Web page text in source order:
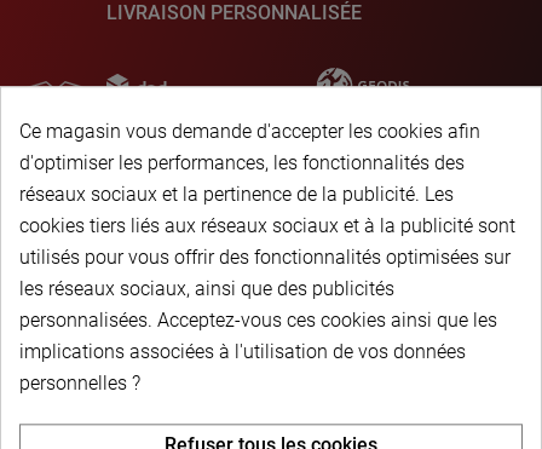
LIVRAISON PERSONNALISÉE
Newsletter
Ce magasin vous demande d'accepter les cookies afin
d'optimiser les performances, les fonctionnalités des
réseaux sociaux et la pertinence de la publicité. Les
cookies tiers liés aux réseaux sociaux et à la publicité sont
utilisés pour vous offrir des fonctionnalités optimisées sur
les réseaux sociaux, ainsi que des publicités
personnalisées. Acceptez-vous ces cookies ainsi que les
implications associées à l'utilisation de vos données
personnelles ?